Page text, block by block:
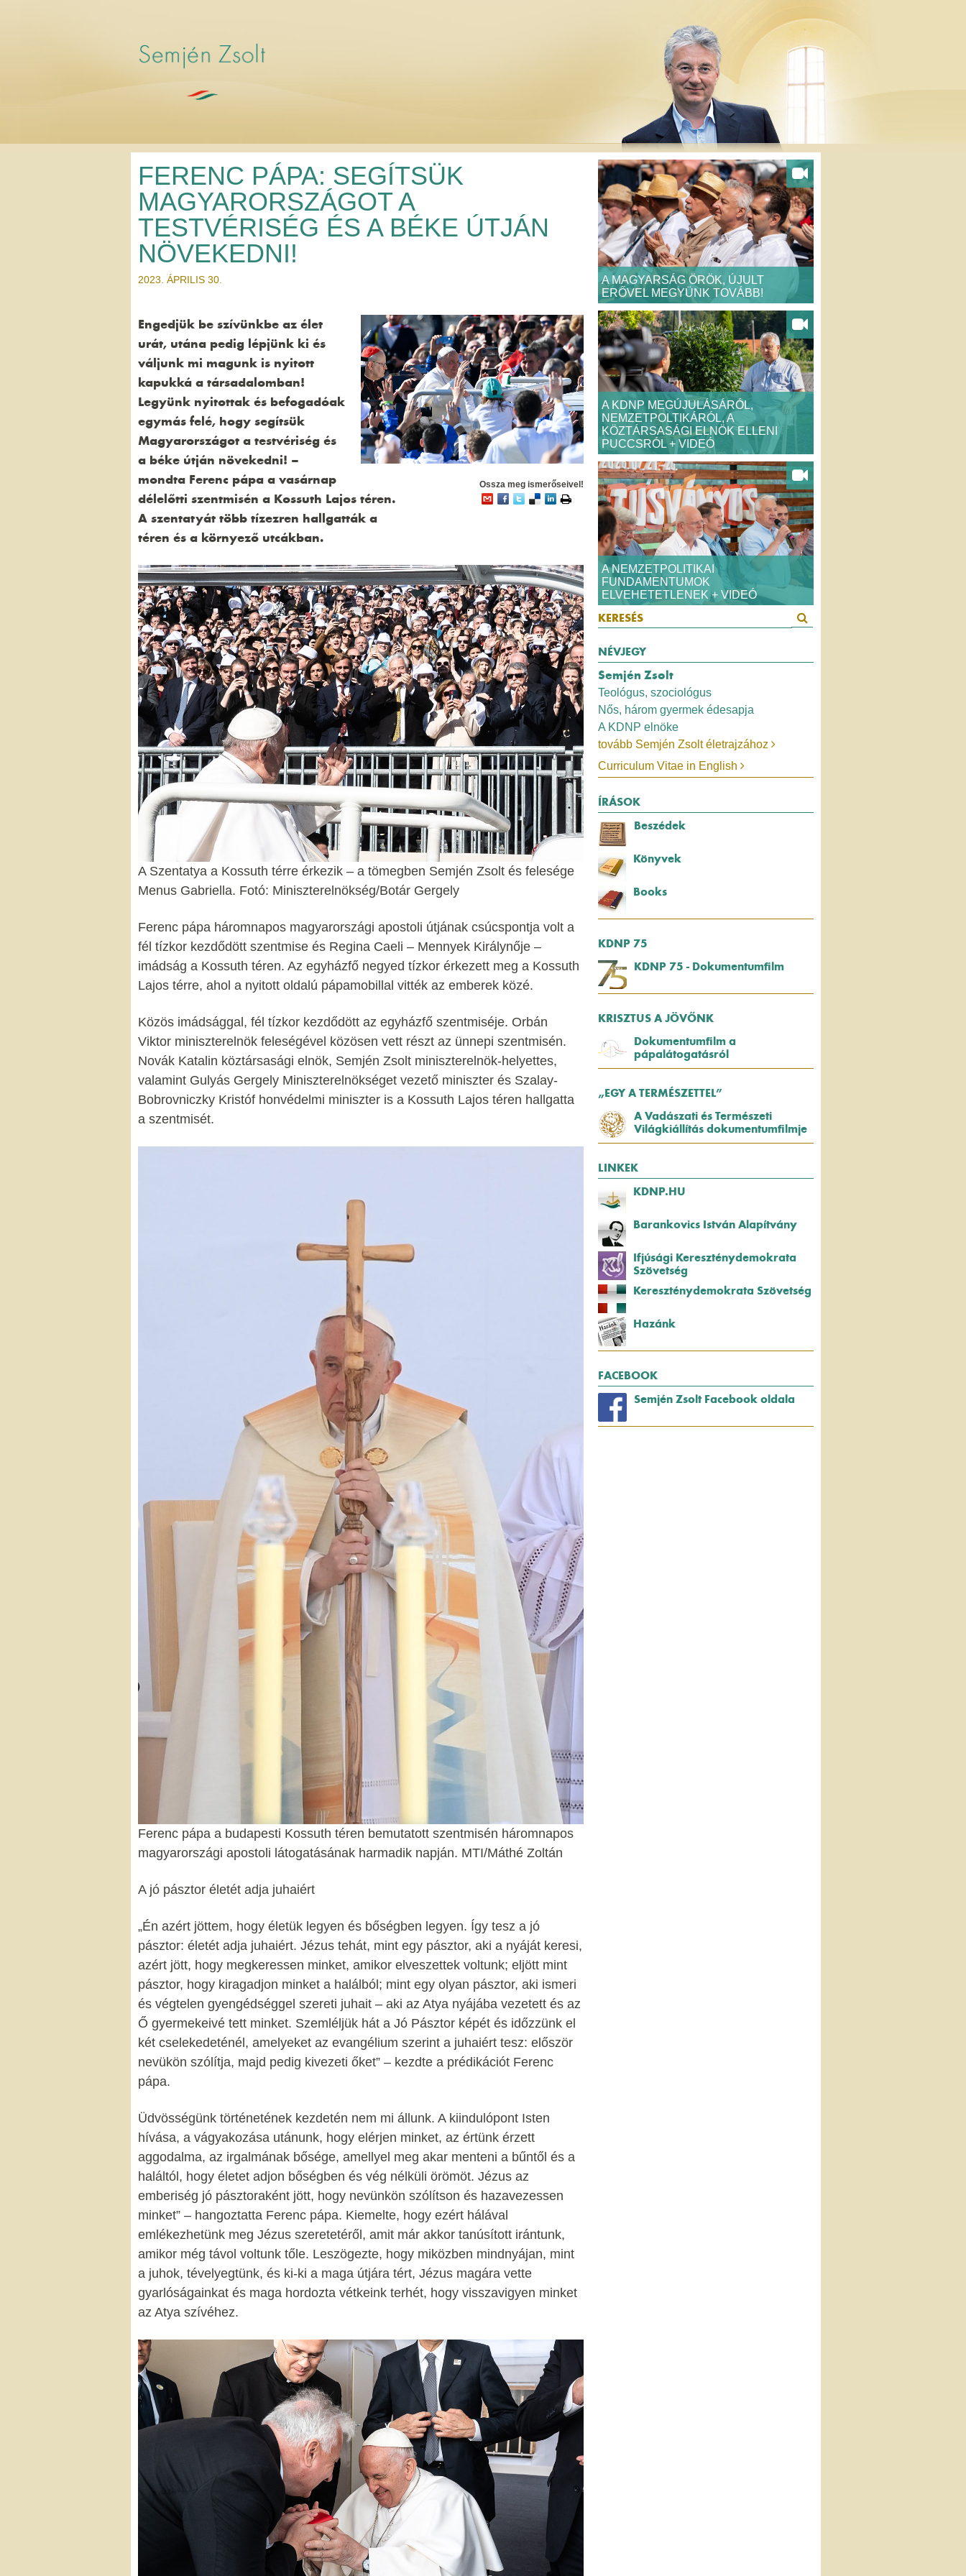
FERENC PÁPA: SEGÍTSÜK
MAGYARORSZÁGOT A
TESTVÉRISÉG ÉS A BÉKE ÚTJÁN
NÖVEKEDNI!
2023. ÁPRILIS 30.
Ossza meg ismerőseivel!
Engedjük be szívünkbe az élet
urát, utána pedig lépjünk ki és
váljunk mi magunk is nyitott
kapukká a társadalomban!
Legyünk nyitottak és befogadóak
egymás felé, hogy segítsük
Magyarországot a testvériség és
a béke útján növekedni! –
mondta Ferenc pápa a vasárnap
délelőtti szentmisén a Kossuth Lajos téren.
A szentatyát több tízezren hallgatták a
téren és a környező utcákban.
A Szentatya a Kossuth térre érkezik – a tömegben Semjén Zsolt és felesége
Menus Gabriella. Fotó: Miniszterelnökség/Botár Gergely
Ferenc pápa háromnapos magyarországi apostoli útjának csúcspontja volt a
fél tízkor kezdődött szentmise és Regina Caeli – Mennyek Királynője –
imádság a Kossuth téren. Az egyházfő negyed tízkor érkezett meg a Kossuth
Lajos térre, ahol a nyitott oldalú pápamobillal vitték az emberek közé.
Közös imádsággal, fél tízkor kezdődött az egyházfő szentmiséje. Orbán
Viktor miniszterelnök feleségével közösen vett részt az ünnepi szentmisén.
Novák Katalin köztársasági elnök, Semjén Zsolt miniszterelnök-helyettes,
valamint Gulyás Gergely Miniszterelnökséget vezető miniszter és Szalay-
Bobrovniczky Kristóf honvédelmi miniszter is a Kossuth Lajos téren hallgatta
a szentmisét.
Ferenc pápa a budapesti Kossuth téren bemutatott szentmisén háromnapos
magyarországi apostoli látogatásának harmadik napján. MTI/Máthé Zoltán
A jó pásztor életét adja juhaiért
„Én azért jöttem, hogy életük legyen és bőségben legyen. Így tesz a jó
pásztor: életét adja juhaiért. Jézus tehát, mint egy pásztor, aki a nyáját keresi,
azért jött, hogy megkeressen minket, amikor elveszettek voltunk; eljött mint
pásztor, hogy kiragadjon minket a halálból; mint egy olyan pásztor, aki ismeri
és végtelen gyengédséggel szereti juhait – aki az Atya nyájába vezetett és az
Ő gyermekeivé tett minket. Szemléljük hát a Jó Pásztor képét és időzzünk el
két cselekedeténél, amelyeket az evangélium szerint a juhaiért tesz: először
nevükön szólítja, majd pedig kivezeti őket” – kezdte a prédikációt Ferenc
pápa.
Üdvösségünk történetének kezdetén nem mi állunk. A kiindulópont Isten
hívása, a vágyakozása utánunk, hogy elérjen minket, az értünk érzett
aggodalma, az irgalmának bősége, amellyel meg akar menteni a bűntől és a
haláltól, hogy életet adjon bőségben és vég nélküli örömöt. Jézus az
emberiség jó pásztoraként jött, hogy nevünkön szólítson és hazavezessen
minket” – hangoztatta Ferenc pápa. Kiemelte, hogy ezért hálával
emlékezhetünk meg Jézus szeretetéről, amit már akkor tanúsított irántunk,
amikor még távol voltunk tőle. Leszögezte, hogy miközben mindnyájan, mint
a juhok, tévelyegtünk, és ki-ki a maga útjára tért, Jézus magára vette
gyarlóságainkat és maga hordozta vétkeink terhét, hogy visszavigyen minket
az Atya szívéhez.
A MAGYARSÁG ÖRÖK, ÚJULT
ERŐVEL MEGYÜNK TOVÁBB!
A KDNP MEGÚJULÁSÁRÓL,
NEMZETPOLTIKÁRÓL, A
KÖZTÁRSASÁGI ELNÖK ELLENI
PUCCSRÓL + VIDEÓ
A NEMZETPOLITIKAI
FUNDAMENTUMOK
ELVEHETETLENEK + VIDEÓ
NÉVJEGY
Semjén Zsolt
Teológus, szociológus
Nős, három gyermek édesapja
A KDNP elnöke
tovább Semjén Zsolt életrajzához
Curriculum Vitae in English
ÍRÁSOK
Beszédek
Könyvek
Books
KDNP 75
KDNP 75 - Dokumentumfilm
KRISZTUS A JÖVŐNK
Dokumentumfilm a
pápalátogatásról
„EGY A TERMÉSZETTEL”
A Vadászati és Természeti
Világkiállítás dokumentumfilmje
LINKEK
KDNP.HU
Barankovics István Alapítvány
Ifjúsági Kereszténydemokrata
Szövetség
Kereszténydemokrata Szövetség
Hazánk
FACEBOOK
Semjén Zsolt Facebook oldala